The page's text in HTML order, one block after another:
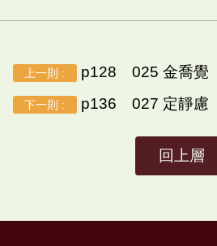
上一則 : p128 025 金喬覺
下一則 : p136 027 定靜慮
回上層